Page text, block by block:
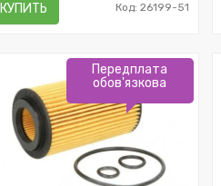
КУПИТЬ Код: 26199-51
Передплата
обов'язкова